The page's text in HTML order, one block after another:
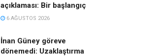
açıklaması: Bir başlangıç
6 AĞUSTOS 2026
İnan Güney göreve
dönemedi: Uzaklaştırma